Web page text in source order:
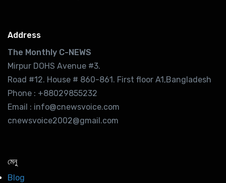
Address
The Monthly C-NEWS
Mirpur DOHS Avenue #3.
Road #12. House # 860-861. First floor A1,Bangladesh
Phone : +88029855232
Email : info@cnewsvoice.com
cnewsvoice2002@gmail.com
মেনু
Blog